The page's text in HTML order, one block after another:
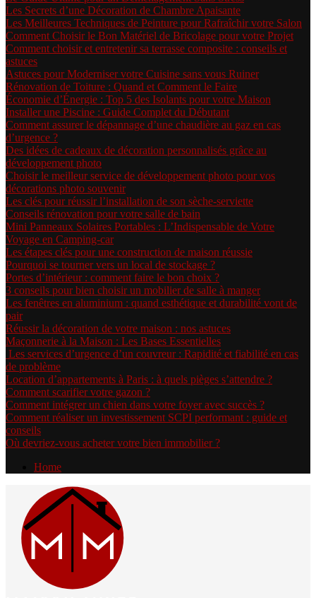
Les Secrets d’une Décoration de Chambre Apaisante
Les Meilleures Techniques de Peinture pour Rafraîchir votre Salon
Comment Choisir le Bon Matériel de Bricolage pour votre Projet
Comment choisir et entretenir sa terrasse composite : conseils et
astuces
Astuces pour Moderniser votre Cuisine sans vous Ruiner
Rénovation de Toiture : Quand et Comment le Faire
Économie d’Énergie : Top 5 des Isolants pour votre Maison
Installer une Piscine : Guide Complet du Débutant
Comment assurer le dépannage d’une chaudière au gaz en cas
d’urgence ?
Des idées de cadeaux de décoration personnalisés grâce au
développement photo
Choisir le meilleur service de développement photo pour vos
décorations photo souvenir
Les clés pour réussir l’installation de son sèche-serviette
Conseils rénovation pour votre salle de bain
Mini Panneaux Solaires Portables : L’Indispensable de Votre
Voyage en Camping-car
Les étapes clés pour une construction de maison réussie
Pourquoi se tourner vers un local de stockage ?
Portes d’intérieur : comment faire le bon choix ?
3 conseils pour bien choisir un mobilier de salle à manger
Les fenêtres en aluminium : quand esthétique et durabilité vont de
pair
Réussir la décoration de votre maison : nos astuces
Maçonnerie à la Maison : Les Bases Essentielles
Les services d’urgence d’un couvreur : Rapidité et fiabilité en cas
de problème
Location d’appartements à Paris : à quels pièges s’attendre ?
Comment scarifier votre gazon ?
Comment intégrer un chien dans votre foyer avec succès ?
Comment réaliser un investissement SCPI performant : guide et
conseils
Où devriez-vous acheter votre bien immobilier ?
Home